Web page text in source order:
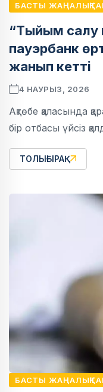
БАСТЫ
“Тыйым салу
пауэрбанк
жанып кетті
4 НАУРЫЗ, 2026
Ақтөбе қаласында
бір отбасы үйсіз
ТОЛЫҒЫРАҚ
БАСТЫ